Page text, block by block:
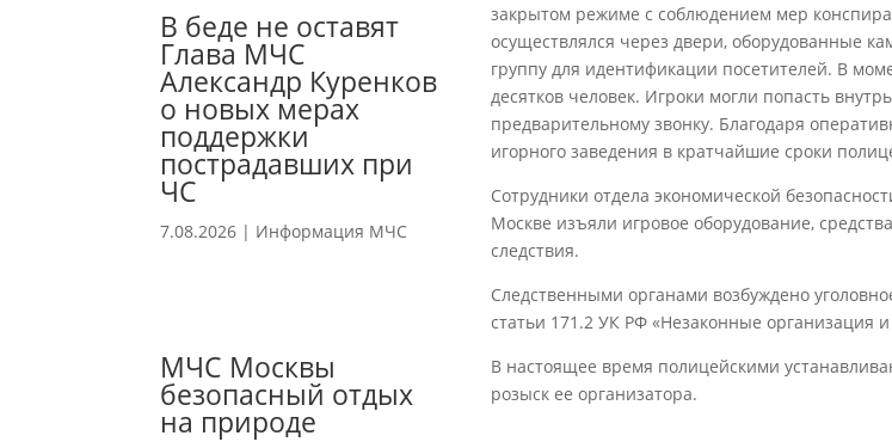
В беде не оставят
Глава МЧС
Александр Куренков
о новых мерах
поддержки
пострадавших при
ЧС
7.08.2026 | Информация МЧС
МЧС Москвы
безопасный отдых
на природе
закрытом режиме с соблюдением мер
осуществлялся через двери, оборудованные
группу для идентификации посетителей. В
десятков человек. Игроки могли попасть
предварительному звонку. Благодаря
игорного заведения в кратчайшие сроки
Сотрудники отдела экономической
Москве изъяли игровое оборудование,
следствия.
Следственными органами возбуждено
статьи 171.2 УК РФ «Незаконные организация
В настоящее время полицейскими
розыск ее организатора.